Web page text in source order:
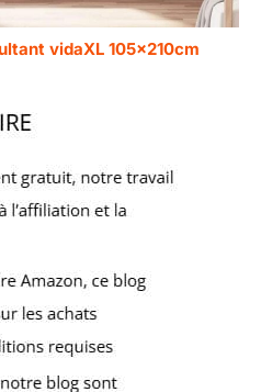
vidaXL 105x210cm